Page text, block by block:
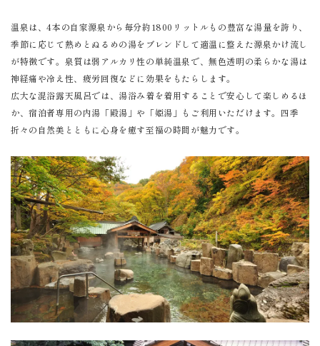
温泉は、4本の自家源泉から毎分約1800リットルもの豊富な湯量を誇り、
季節に応じて熱めとぬるめの湯をブレンドして適温に整えた源泉かけ流し
が特徴です。泉質は弱アルカリ性の単純温泉で、無色透明の柔らかな湯は
神経痛や冷え性、疲労回復などに効果をもたらします。
広大な混浴露天風呂では、湯浴み着を着用することで安心して楽しめるほ
か、宿泊者専用の内湯「殿湯」や「姫湯」もご利用いただけます。四季
折々の自然美とともに心身を癒す至福の時間が魅力です。